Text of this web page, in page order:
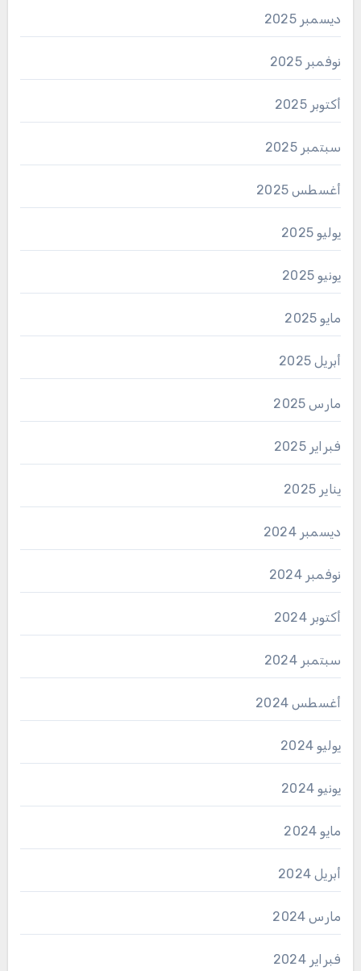
ديسمبر 2025
نوفمبر 2025
أكتوبر 2025
سبتمبر 2025
أغسطس 2025
يوليو 2025
يونيو 2025
مايو 2025
أبريل 2025
مارس 2025
فبراير 2025
يناير 2025
ديسمبر 2024
نوفمبر 2024
أكتوبر 2024
سبتمبر 2024
أغسطس 2024
يوليو 2024
يونيو 2024
مايو 2024
أبريل 2024
مارس 2024
فبراير 2024